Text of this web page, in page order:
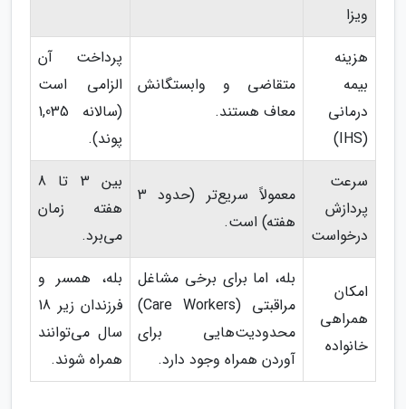
ویزا
هزینه
بیمه
درمانی
(IHS)
متقاضی و وابستگانش
معاف هستند.
پرداخت آن
الزامی است
(سالانه 1,035
پوند).
سرعت
پردازش
درخواست
معمولاً سریع‌تر (حدود 3
هفته) است.
بین 3 تا 8
هفته زمان
می‌برد.
امکان
همراهی
خانواده
بله، اما برای برخی مشاغل
مراقبتی (Care Workers)
محدودیت‌هایی برای
آوردن همراه وجود دارد.
بله، همسر و
فرزندان زیر 18
سال می‌توانند
همراه شوند.